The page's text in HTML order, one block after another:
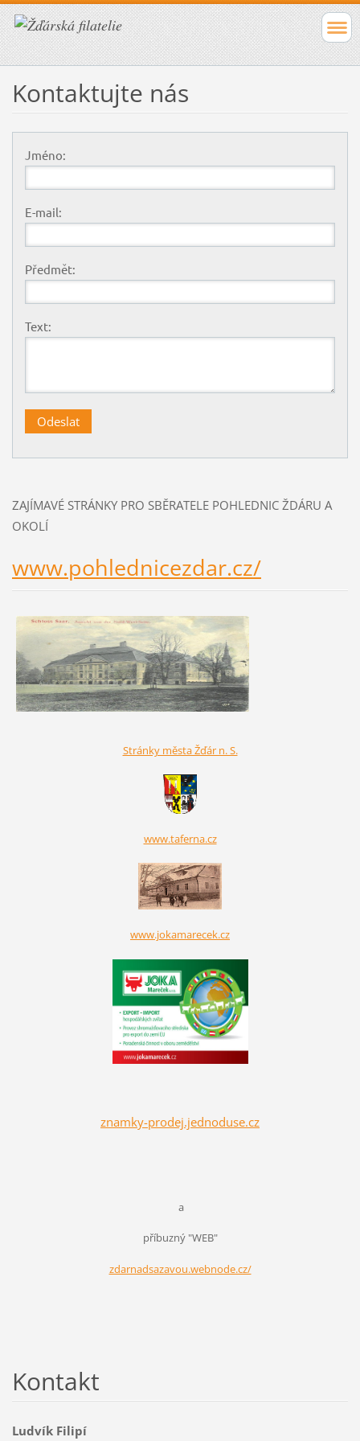
Kontaktujte nás
Jméno:
E-mail:
Předmět:
Text:
ZAJÍMAVÉ STRÁNKY PRO SBĚRATELE POHLEDNIC ŽDÁRU A
OKOLÍ
www.pohlednicezdar.cz/
Stránky města Žďár n. S.
www.taferna.cz
www.jokamarecek.cz
znamky-prodej.jednoduse.cz
a
příbuzný "WEB"
zdarnadsazavou.webnode.cz/
Kontakt
Ludvík Filipí